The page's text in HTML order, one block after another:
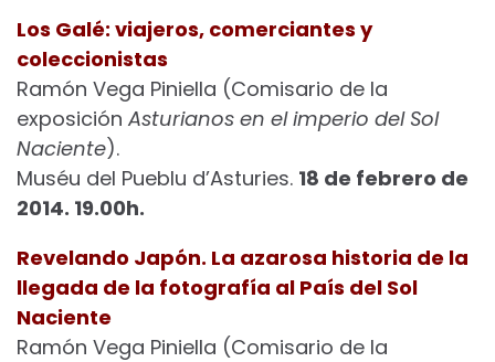
Los Galé: viajeros, comerciantes y
coleccionistas
Ramón Vega Piniella (Comisario de la
exposición Asturianos en el imperio del Sol
Naciente).
Muséu del Pueblu d’Asturies. 18 de febrero de
2014. 19.00h.
Revelando Japón. La azarosa historia de la
llegada de la fotografía al País del Sol
Naciente
Ramón Vega Piniella (Comisario de la